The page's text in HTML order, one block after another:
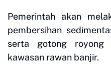
Pemerintah akan
pembersihan
serta gotong royong
kawasan rawan banjir.